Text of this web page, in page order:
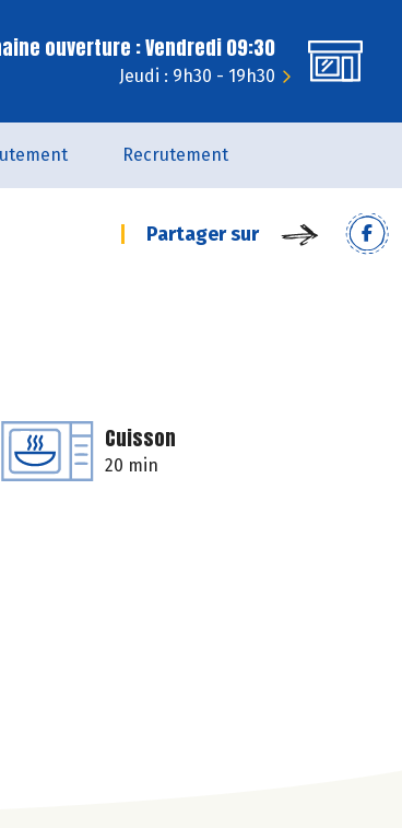
ouverture : Vendredi 09:30
Jeudi : 9h30 - 19h30
Recrutement
Partager sur
Cuisson
20 min